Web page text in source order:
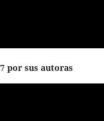
por sus autoras